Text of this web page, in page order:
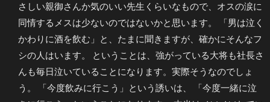
さしい親御さんか気のいい先生くらいなもので、オスの涙に
同情するメスは少ないのではないかと思います。 「男は泣く
かわりに酒を飲む」と、たまに聞きますが、確かにそんなフ
シの人はいます。 ということは、強がっている大将も社長さ
んも毎日泣いていることになります。実際そうなのでしょ
う。 「今度飲みに行こう」という誘いは、 「今度一緒に泣